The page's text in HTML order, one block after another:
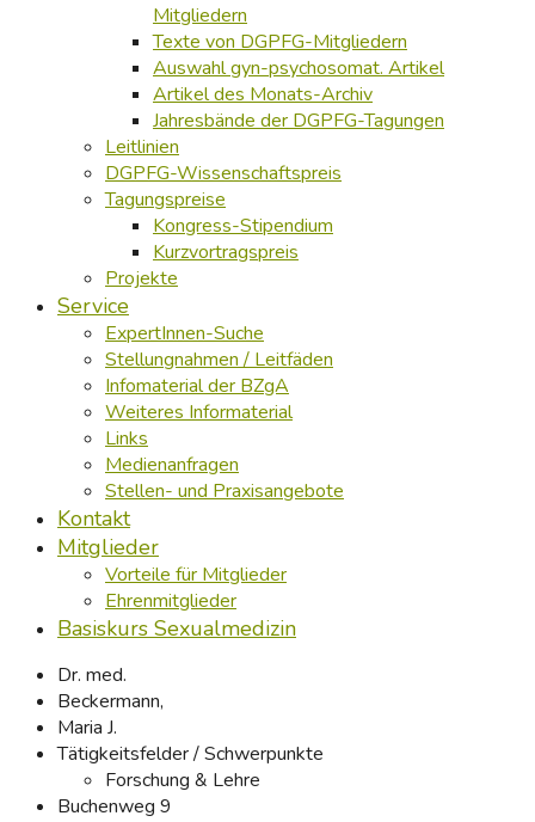
Mitgliedern
Texte von DGPFG-Mitgliedern
Auswahl gyn-psychosomat. Artikel
Artikel des Monats-Archiv
Jahresbände der DGPFG-Tagungen
Leitlinien
DGPFG-Wissenschaftspreis
Tagungspreise
Kongress-Stipendium
Kurzvortragspreis
Projekte
Service
ExpertInnen-Suche
Stellungnahmen / Leitfäden
Infomaterial der BZgA
Weiteres Informaterial
Links
Medienanfragen
Stellen- und Praxisangebote
Kontakt
Mitglieder
Vorteile für Mitglieder
Ehrenmitglieder
Basiskurs Sexualmedizin
Dr. med.
Beckermann,
Maria J.
Tätigkeitsfelder / Schwerpunkte
Forschung & Lehre
Buchenweg 9